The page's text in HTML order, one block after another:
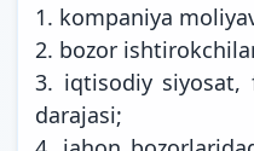
1. kompaniya
2. bozor
3. iqtisodiy siyosat,
darajasi;